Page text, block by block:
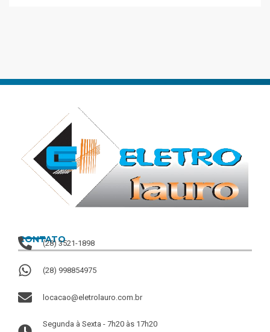
CONTATO(28) 3521-1898
(28) 998854975
locacao@eletrolauro.com.br
Segunda à Sexta - 7h20 às 17h20